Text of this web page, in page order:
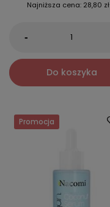
Najniższa cena: 28,80 zł
-
Do koszyka
Promocja